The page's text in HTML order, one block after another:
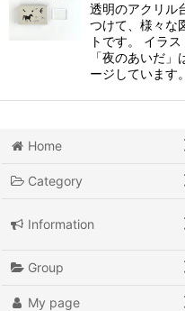
透明のアクリル
つけて、様々な
トです。 イラ
「夜のあいだ
ージしています
Home
Category
Information
Group
My page